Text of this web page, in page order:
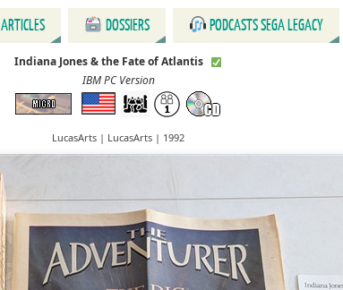
ARTICLES DOSSIERS PODCASTS SEGA LEGACY
Indiana Jones & the Fate of Atlantis
IBM PC Version
LucasArts | LucasArts | 1992